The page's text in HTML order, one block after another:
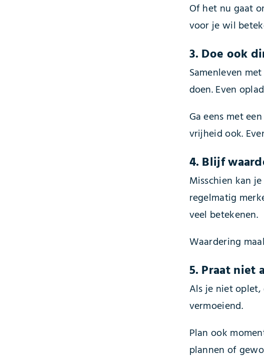
Of het nu gaat
voor je wil
3. Doe ook
Samenleven
doen. Even
Ga eens met
vrijheid ook.
4. Blijf
Misschien kan
regelmatig
veel betekenen.
Waardering
5. Praat niet
Als je niet oplet,
vermoeiend.
Plan ook
plannen of